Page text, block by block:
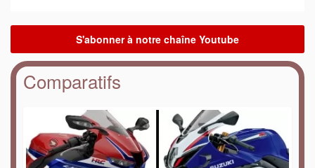
Comparatifs